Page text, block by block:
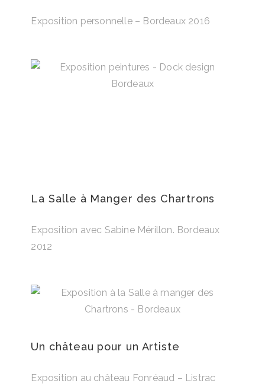
Exposition personnelle – Bordeaux 2016
La Salle à Manger des Chartrons
Exposition avec Sabine Mérillon. Bordeaux
2012
Un château pour un Artiste
Exposition au château Fonréaud – Listrac